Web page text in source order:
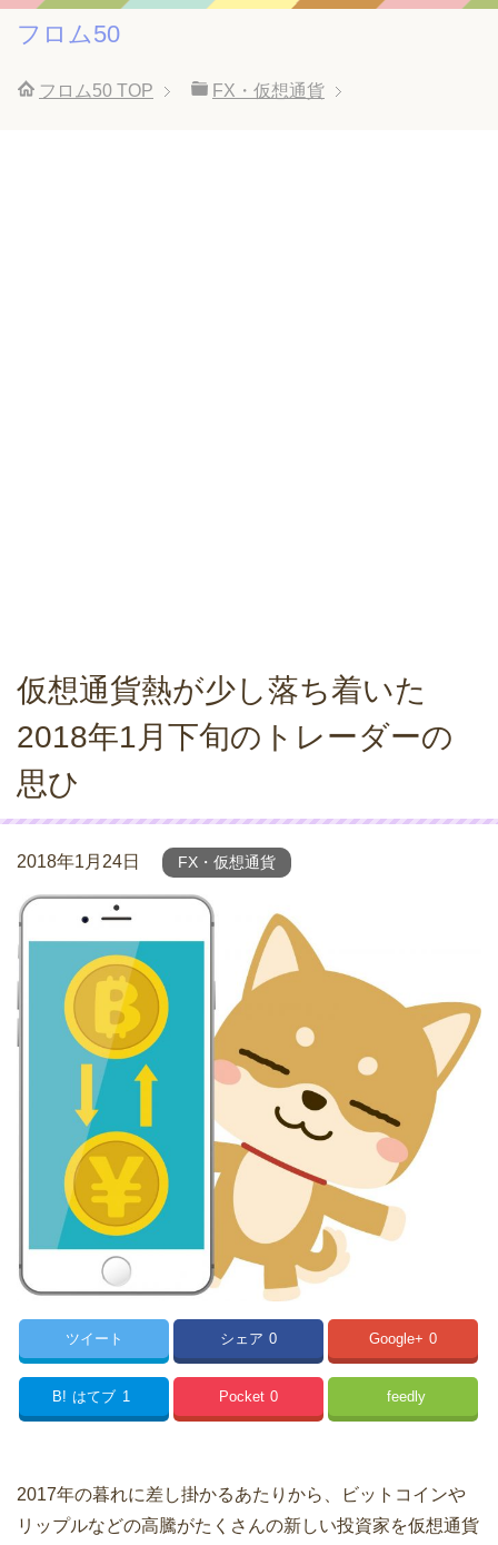
フロム50
フロム50 TOP FX・仮想通貨
仮想通貨熱が少し落ち着いた
2018年1月下旬のトレーダーの
思ひ
2018年1月24日 FX・仮想通貨
ツイート シェア 0 Google+ 0
B! はてブ 1 Pocket 0 feedly
2017年の暮れに差し掛かるあたりから、ビットコインや
リップルなどの高騰がたくさんの新しい投資家を仮想通貨